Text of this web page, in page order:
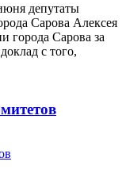
депутаты
Сарова Алексея
города Сарова за
с того,